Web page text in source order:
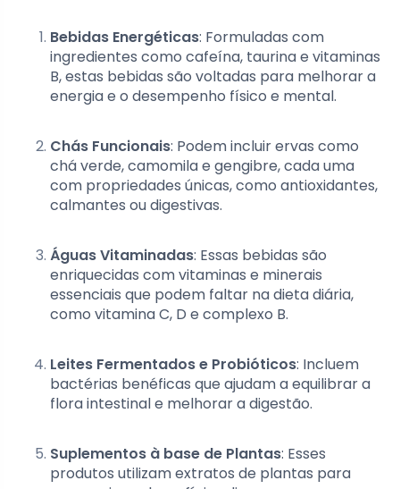
Bebidas Energéticas: Formuladas com
ingredientes como cafeína, taurina e vitaminas
B, estas bebidas são voltadas para melhorar a
energia e o desempenho físico e mental.
Chás Funcionais: Podem incluir ervas como
chá verde, camomila e gengibre, cada uma
com propriedades únicas, como antioxidantes,
calmantes ou digestivas.
Águas Vitaminadas: Essas bebidas são
enriquecidas com vitaminas e minerais
essenciais que podem faltar na dieta diária,
como vitamina C, D e complexo B.
Leites Fermentados e Probióticos: Incluem
bactérias benéficas que ajudam a equilibrar a
flora intestinal e melhorar a digestão.
Suplementos à base de Plantas: Esses
produtos utilizam extratos de plantas para